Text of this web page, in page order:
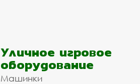
Уличное игровое
оборудование
Машинки